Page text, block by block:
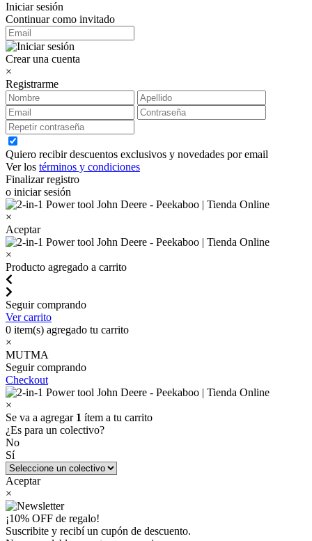
Iniciar sesión
Continuar como invitado
Crear una cuenta
×
Registrarme
Quiero recibir descuentos exclusivos y novedades por email
Ver los términos y condiciones
Finalizar registro
o iniciar sesión
×
Aceptar
×
Producto agregado a carrito
Seguir comprando
Ver carrito
0 item(s) agregado tu carrito
×
MUTMA
Seguir comprando
Checkout
×
Se va a agregar 1 ítem a tu carrito
¿Es para un colectivo?
No
Sí
Aceptar
×
¡10% OFF de regalo!
Suscribite y recibí un cupón de descuento.